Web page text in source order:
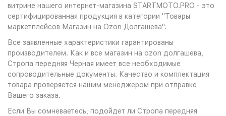
витрине нашего интернет-магазина STARTMOTO.PRO - это
сертифицированная продукция в категории "Товары
маркетплейсов Магазин на Ozon Долгашева".
Все заявленные характеристики гарантированы
производителем. Как и все магазин на ozon долгашева,
Стропа передняя Черная имеет все необходимые
сопроводительные документы. Качество и комплектация
товара проверяется нашим менеджером при отправке
Вашего заказа.
Если Вы сомневаетесь, подойдет ли Стропа передняя